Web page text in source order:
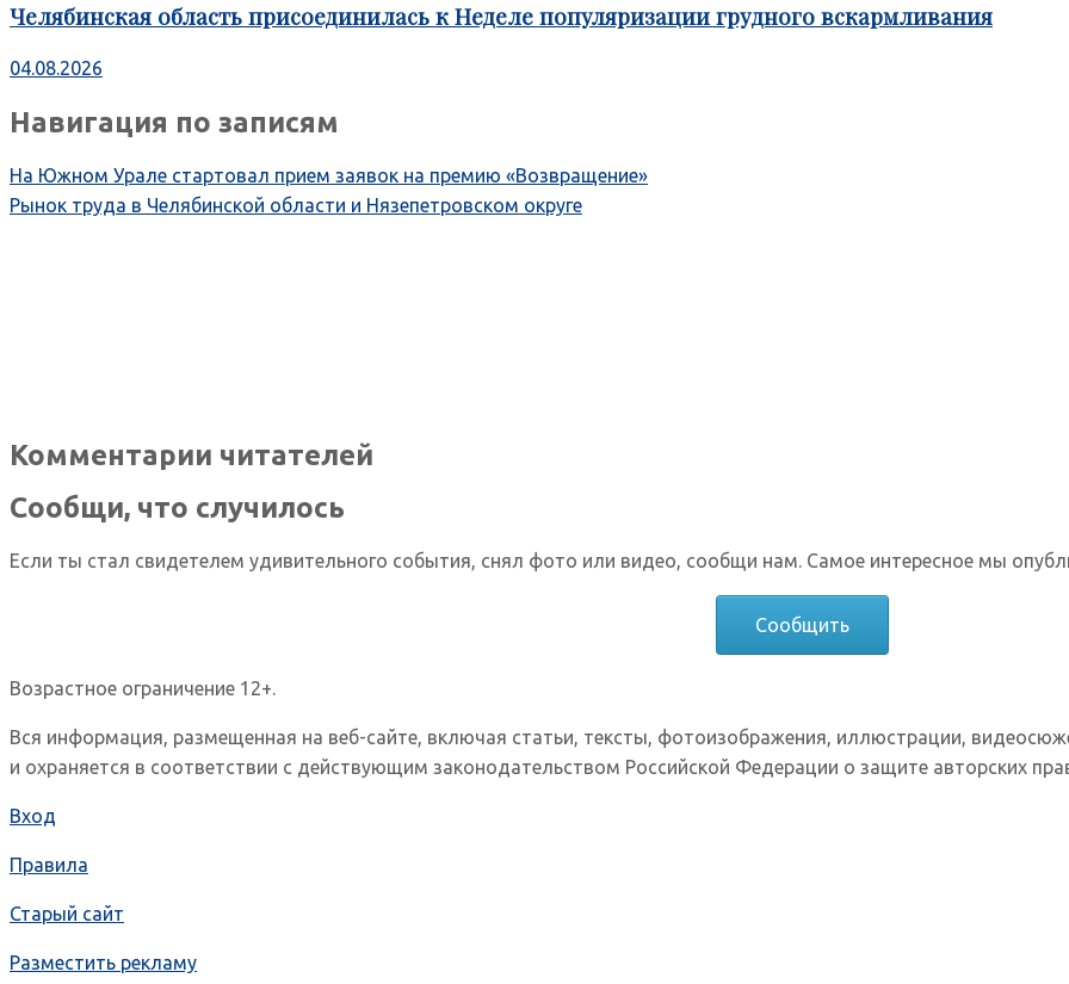
Челябинская область присоединилась к Неделе популяризации грудного вскармливания
04.08.2026
Навигация по записям
На Южном Урале стартовал прием заявок на премию «Возвращение»
Рынок труда в Челябинской области и Нязепетровском округе
Комментарии читателей
Сообщи, что случилось
Если ты стал свидетелем удивительного события, снял фото или видео, сообщи нам. Самое интересное мы
Сообщить
Возрастное ограничение 12+.
Вся информация, размещенная на веб-сайте, включая статьи, тексты, фотоизображения, иллюстрации,
и охраняется в соответствии с действующим законодательством Российской Федерации о защите авторских
Вход
Правила
Старый сайт
Разместить рекламу